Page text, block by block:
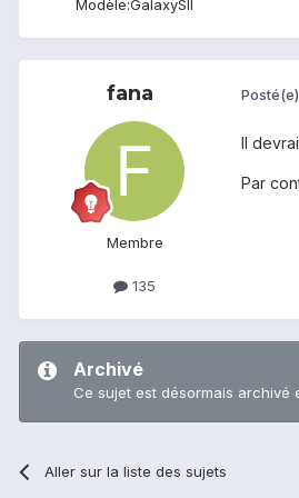
Modèle:GalaxySII
fana
Membre
135
Posté(e)
Il
Par
Archivé
Ce sujet est désormais archivé
Aller sur la liste des sujets